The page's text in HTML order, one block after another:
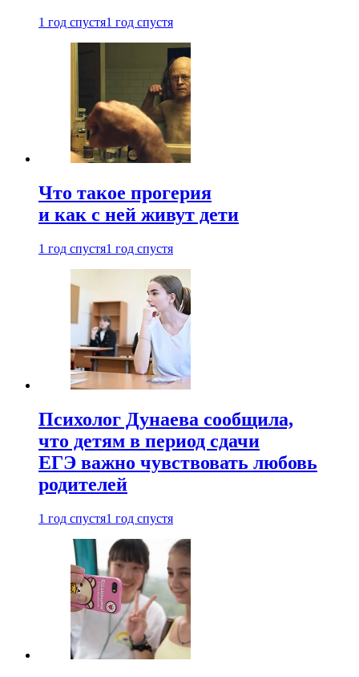
1 год спустя1 год спустя
Что такое прогерия
и как с ней живут дети
1 год спустя1 год спустя
Психолог Дунаева сообщила,
что детям в период сдачи
ЕГЭ важно чувствовать любовь
родителей
1 год спустя1 год спустя